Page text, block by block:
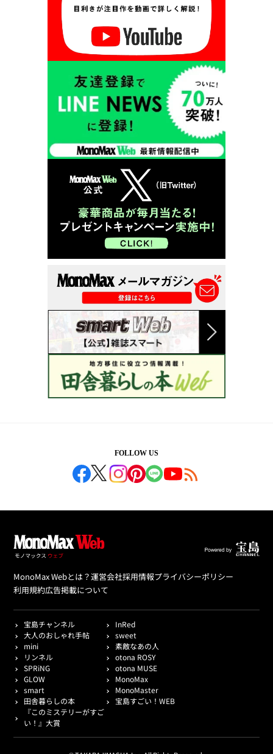
FOLLOW US
MonoMax Webとは？運営会社採用情報プライバシーポリシー
利用規約広告掲載について
宝島チャンネル
InRed
大人のおしゃれ手帖
sweet
mini
素敵なあの人
リンネル
otona ROSY
SPRiNG
otona MUSE
GLOW
MonoMax
smart
MonoMaster
田舎暮らしの本
宝島すごい！WEB
『このミステリーがすご
い！』大賞